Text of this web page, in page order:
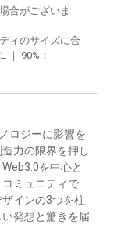
合がございま
ィのサイズに合
｜ 90%：
ロジーに影響を
力の限界を押し
を中心と
ミュニティで
インの3つを柱
発想と驚きを届